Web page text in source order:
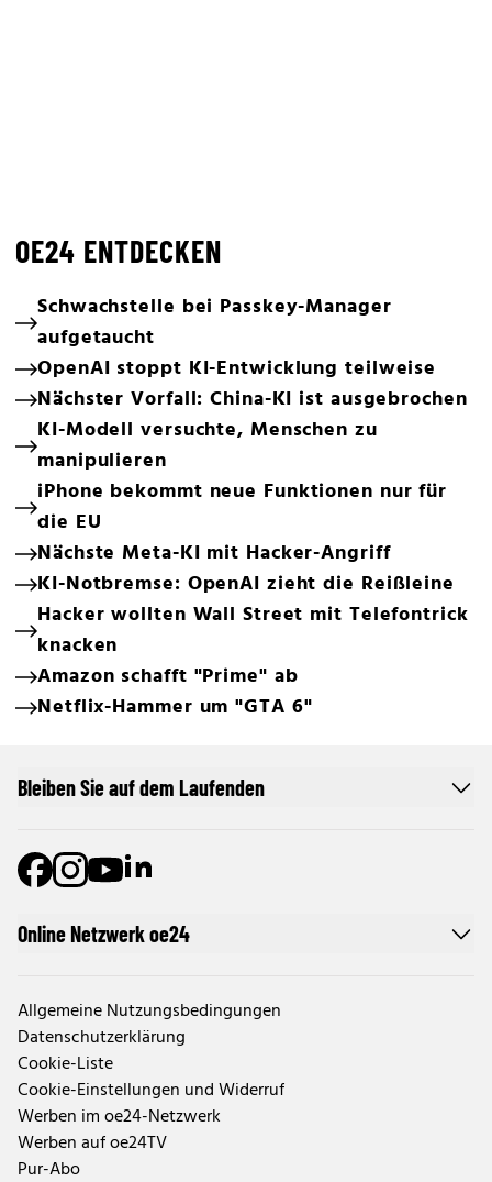
OE24 ENTDECKEN
Schwachstelle bei Passkey-Manager
aufgetaucht
OpenAI stoppt KI-Entwicklung teilweise
Nächster Vorfall: China-KI ist ausgebrochen
KI-Modell versuchte, Menschen zu
manipulieren
iPhone bekommt neue Funktionen nur für
die EU
Nächste Meta-KI mit Hacker-Angriff
KI-Notbremse: OpenAI zieht die Reißleine
Hacker wollten Wall Street mit Telefontrick
knacken
Amazon schafft "Prime" ab
Netflix-Hammer um "GTA 6"
Online Netzwerk oe24
Allgemeine Nutzungsbedingungen
Datenschutzerklärung
Cookie-Liste
Cookie-Einstellungen und Widerruf
Werben im oe24-Netzwerk
Werben auf oe24TV
Pur-Abo
Bleiben Sie auf dem Laufenden